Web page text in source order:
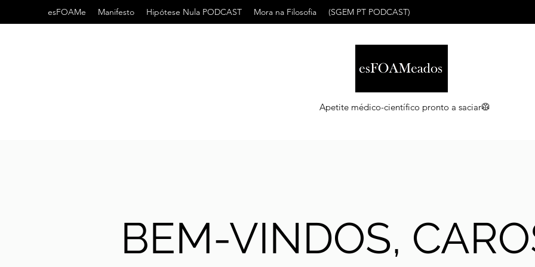
esFOAMe Manifesto Hipótese Nula PODCAST Mora na Filosofia (SGEM PT PODCAST)
Apetite médico-científico pronto a saciar🥼
BEM-VINDOS,